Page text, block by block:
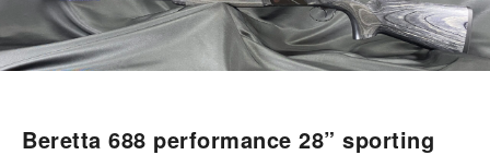
Beretta 688 performance 28” sporting